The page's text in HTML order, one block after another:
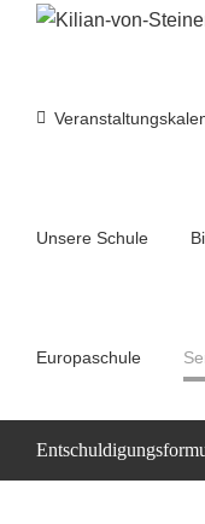
Unsere Schule
Europaschule